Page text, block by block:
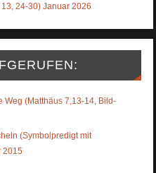
24-30) Januar 2026
Weg (Matthäus 7,13-14, Bild-
(Symbolpredigt mit
2015